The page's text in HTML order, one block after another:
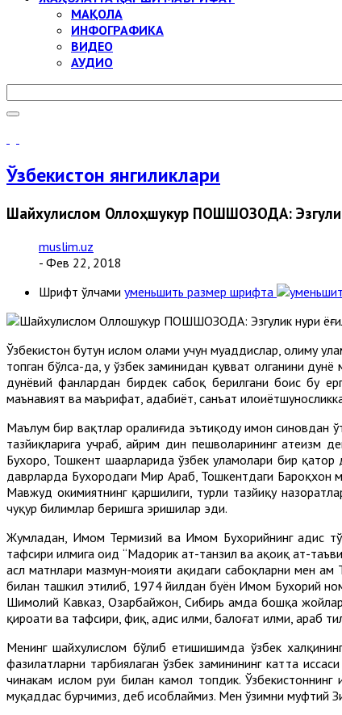
МАҚОЛА
ИНФОГРАФИКА
ВИДЕО
АУДИО
Ўзбекистон янгиликлари
Шайхулислом Оллоҳшукур ПОШШОЗОДА:
muslim.uz
- Фев 22, 2018
Шрифт ўлчами уменьшить размер шрифта
Ўзбекистон бутун ислом олами учун муҳаддислар, олиму
топган бўлса-да, у ўзбек заминидан қувват олганини
дунёвий фанлардан бирдек сабоқ берилгани боис бу
маънавият ва маърифат, адабиёт, санъат
Маълум бир вақтлар оралиғида эътиқоду имон синовдан
тазйиқларига учраб, айрим дин пешволарининг атеизм
Бухоро, Тошкент шаҳарларида ўзбек уламолари бир
даврларда Бухородаги Мир Араб, Тошкентдаги Бароқхон
Мавжуд ҳокимиятнинг қаршилиги, турли тазйиқу
чуқур билимлар беришга эришилар эди.
Жумладан, Имом Термизий ва Имом Бухорийнинг ҳадис
тафсири илмига оид “Мадорик ат-танзил ва ҳақоиқ ат-
асл матнлари мазмун-моҳияти ҳақидаги сабоқларни мен
билан ташкил этилиб, 1974 йилдан буён Имом Бухорий
Шимолий Кавказ, Озарбайжон, Сибирь ҳамда бошқа
қироати ва тафсири, фиқҳ, ҳадис илми, балоғат илми, араб
Менинг шайхулислом бўлиб етишишимда ўзбек
фазилатларни тарбиялаган ўзбек заминининг катта
чинакам ислом руҳи билан камол топдик. Ўзбекистоннинг
муқаддас бурчимиз, деб ҳисоблаймиз. Мен ўзимни